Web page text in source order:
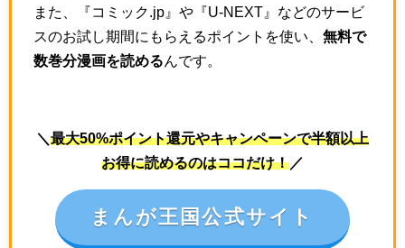
また、『コミック.jp』や『U-NEXT』などのサービ
スのお試し期間にもらえるポイントを使い、 無料で
数巻分漫画を読めるんです。
＼ 最大50%ポイント還元やキャンペーンで半額以上
お得に読めるのはココだけ！ ／
まんが王国公式サイト